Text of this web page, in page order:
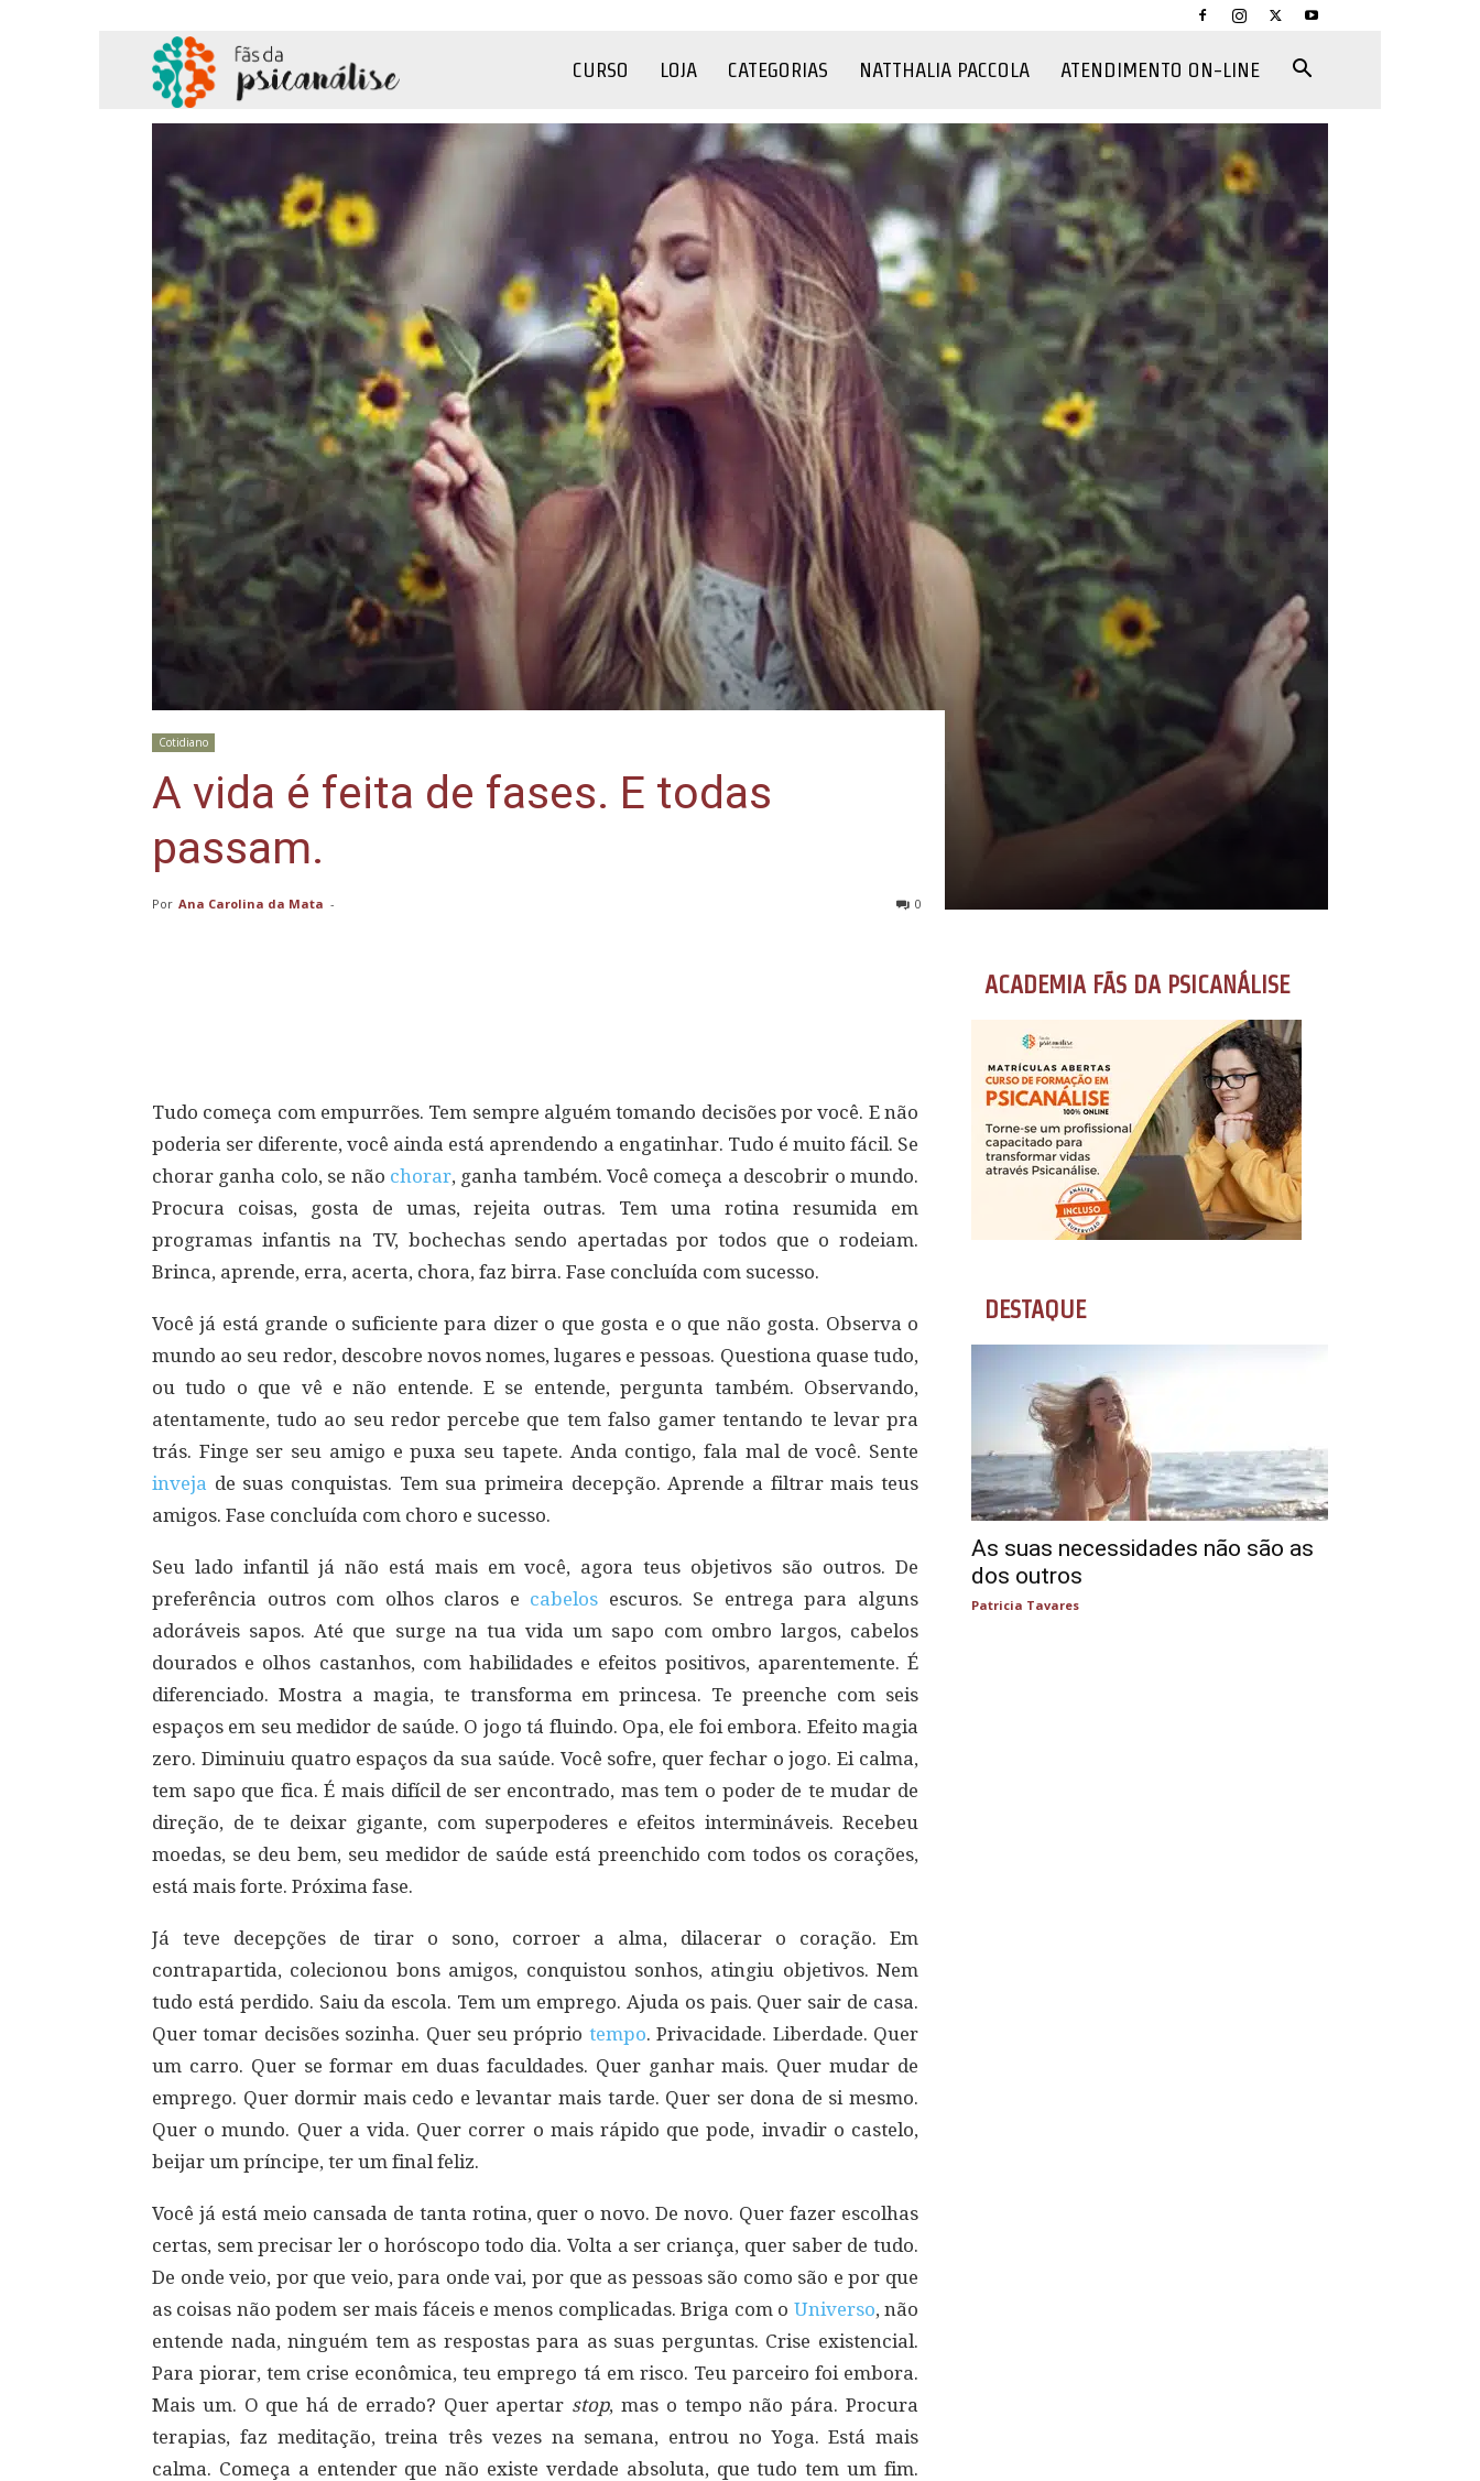
Psicanálise
CURSO LOJA CATEGORIAS NATTHALIA PACCOLA ATENDIMENTO ON-LINE
Cotidiano
A vida é feita de fases. E todas
passam.
Por Ana Carolina da Mata - 0
Tudo começa com empurrões. Tem sempre alguém tomando decisões por você. E não
poderia ser diferente, você ainda está aprendendo a engatinhar. Tudo é muito fácil. Se
chorar ganha colo, se não chorar, ganha também. Você começa a descobrir o mundo.
Procura coisas, gosta de umas, rejeita outras. Tem uma rotina resumida em
programas infantis na TV, bochechas sendo apertadas por todos que o rodeiam.
Brinca, aprende, erra, acerta, chora, faz birra. Fase concluída com sucesso.
Você já está grande o suficiente para dizer o que gosta e o que não gosta. Observa o
mundo ao seu redor, descobre novos nomes, lugares e pessoas. Questiona quase tudo,
ou tudo o que vê e não entende. E se entende, pergunta também. Observando,
atentamente, tudo ao seu redor percebe que tem falso gamer tentando te levar pra
trás. Finge ser seu amigo e puxa seu tapete. Anda contigo, fala mal de você. Sente
inveja de suas conquistas. Tem sua primeira decepção. Aprende a filtrar mais teus
amigos. Fase concluída com choro e sucesso.
Seu lado infantil já não está mais em você, agora teus objetivos são outros. De
preferência outros com olhos claros e cabelos escuros. Se entrega para alguns
adoráveis sapos. Até que surge na tua vida um sapo com ombro largos, cabelos
dourados e olhos castanhos, com habilidades e efeitos positivos, aparentemente. É
diferenciado. Mostra a magia, te transforma em princesa. Te preenche com seis
espaços em seu medidor de saúde. O jogo tá fluindo. Opa, ele foi embora. Efeito magia
zero. Diminuiu quatro espaços da sua saúde. Você sofre, quer fechar o jogo. Ei calma,
tem sapo que fica. É mais difícil de ser encontrado, mas tem o poder de te mudar de
direção, de te deixar gigante, com superpoderes e efeitos intermináveis. Recebeu
moedas, se deu bem, seu medidor de saúde está preenchido com todos os corações,
está mais forte. Próxima fase.
Já teve decepções de tirar o sono, corroer a alma, dilacerar o coração. Em
contrapartida, colecionou bons amigos, conquistou sonhos, atingiu objetivos. Nem
tudo está perdido. Saiu da escola. Tem um emprego. Ajuda os pais. Quer sair de casa.
Quer tomar decisões sozinha. Quer seu próprio tempo. Privacidade. Liberdade. Quer
um carro. Quer se formar em duas faculdades. Quer ganhar mais. Quer mudar de
emprego. Quer dormir mais cedo e levantar mais tarde. Quer ser dona de si mesmo.
Quer o mundo. Quer a vida. Quer correr o mais rápido que pode, invadir o castelo,
beijar um príncipe, ter um final feliz.
Você já está meio cansada de tanta rotina, quer o novo. De novo. Quer fazer escolhas
certas, sem precisar ler o horóscopo todo dia. Volta a ser criança, quer saber de tudo.
De onde veio, por que veio, para onde vai, por que as pessoas são como são e por que
as coisas não podem ser mais fáceis e menos complicadas. Briga com o Universo, não
entende nada, ninguém tem as respostas para as suas perguntas. Crise existencial.
Para piorar, tem crise econômica, teu emprego tá em risco. Teu parceiro foi embora.
Mais um. O que há de errado? Quer apertar stop, mas o tempo não pára. Procura
terapias, faz meditação, treina três vezes na semana, entrou no Yoga. Está mais
calma. Começa a entender que não existe verdade absoluta, que tudo tem um fim.
ACADEMIA FÃS DA PSICANÁLISE
DESTAQUE
As suas necessidades não são as
dos outros
Patricia Tavares